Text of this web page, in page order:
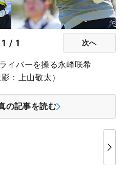
1 / 1 次へ
イバーを操る永峰咲希
：上山敬太）
の記事を読む